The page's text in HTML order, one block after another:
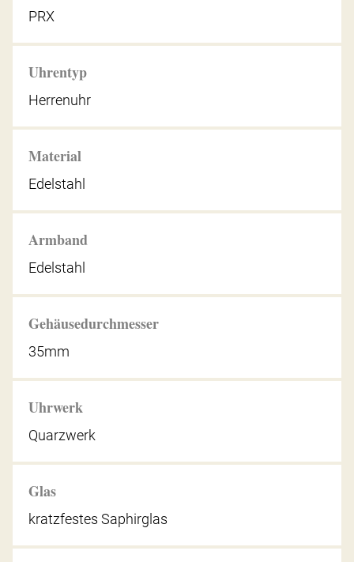
PRX
Uhrentyp
Herrenuhr
Material
Edelstahl
Armband
Edelstahl
Gehäusedurchmesser
35mm
Uhrwerk
Quarzwerk
Glas
kratzfestes Saphirglas